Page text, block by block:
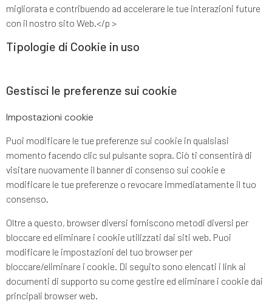
migliorata e contribuendo ad accelerare le tue interazioni future
con il nostro sito Web.</p >
Tipologie di Cookie in uso
Gestisci le preferenze sui cookie
Impostazioni cookie
Puoi modificare le tue preferenze sui cookie in qualsiasi
momento facendo clic sul pulsante sopra. Ciò ti consentirà di
visitare nuovamente il banner di consenso sui cookie e
modificare le tue preferenze o revocare immediatamente il tuo
consenso.
Oltre a questo, browser diversi forniscono metodi diversi per
bloccare ed eliminare i cookie utilizzati dai siti web. Puoi
modificare le impostazioni del tuo browser per
bloccare/eliminare i cookie. Di seguito sono elencati i link ai
documenti di supporto su come gestire ed eliminare i cookie dai
principali browser web.